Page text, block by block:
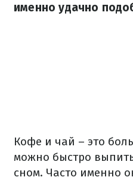
именно удачно
Кофе и чай – это
можно быстро
сном. Часто именно